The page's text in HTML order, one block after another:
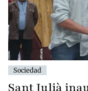
Sociedad
Sant Julià